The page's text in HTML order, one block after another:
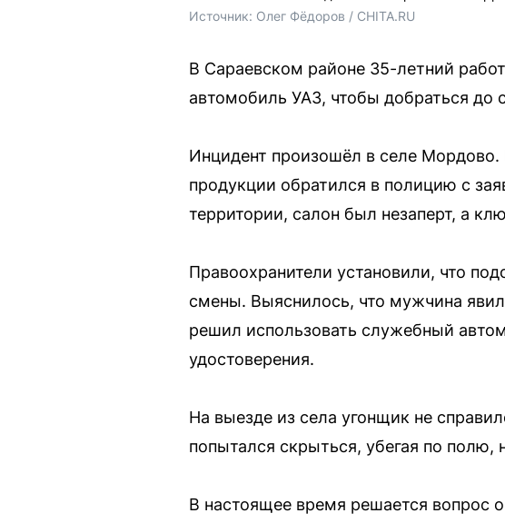
Источник: Олег Фёдоров / CHITA.RU
В Сараевском районе 35-летний
автомобиль УАЗ, чтобы добраться до
Инцидент произошёл в селе Мордово.
продукции обратился в полицию с
территории, салон был незаперт, а
Правоохранители установили, что
смены. Выяснилось, что мужчина
решил использовать служебный
удостоверения.
На выезде из села угонщик не
попытался скрыться, убегая по
В настоящее время решается вопрос